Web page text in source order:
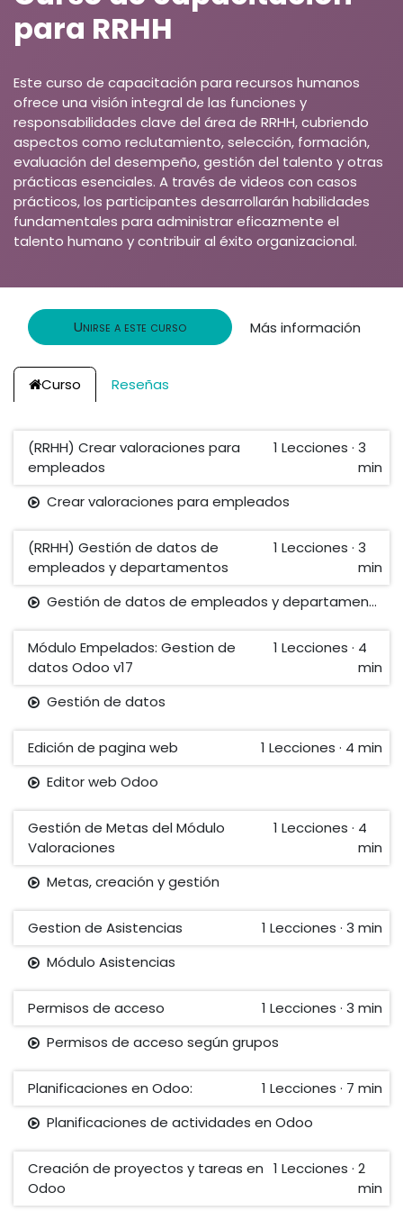
para RRHH
Este curso de capacitación para recursos humanos
ofrece una visión integral de las funciones y
responsabilidades clave del área de RRHH, cubriendo
aspectos como reclutamiento, selección, formación,
evaluación del desempeño, gestión del talento y otras
prácticas esenciales. A través de videos con casos
prácticos, los participantes desarrollarán habilidades
fundamentales para administrar eficazmente el
talento humano y contribuir al éxito organizacional.
Unirse a este curso Más información
Curso Reseñas
(RRHH) Crear valoraciones para
empleados
1 Lecciones · 3
min
Crear valoraciones para empleados
(RRHH) Gestión de datos de
empleados y departamentos
1 Lecciones · 3
min
Gestión de datos de empleados y departamentos
Módulo Empelados: Gestion de
datos Odoo v17
1 Lecciones · 4
min
Gestión de datos
Edición de pagina web 1 Lecciones · 4 min
Editor web Odoo
Gestión de Metas del Módulo
Valoraciones
1 Lecciones · 4
min
Metas, creación y gestión
Gestion de Asistencias 1 Lecciones · 3 min
Módulo Asistencias
Permisos de acceso 1 Lecciones · 3 min
Permisos de acceso según grupos
Planificaciones en Odoo: 1 Lecciones · 7 min
Planificaciones de actividades en Odoo
Creación de proyectos y tareas en
Odoo
1 Lecciones · 2
min